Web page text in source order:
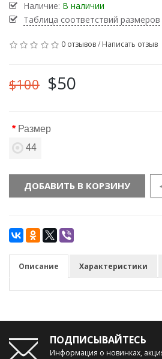
Наличие: В наличии
Таблица соответствий размеров
0 отзывов/ Написать отзыв
$100 $50
Размер
44
ДОБАВИТЬ В КОРЗИНУ
Описание Характеристики
ПОДПИСЫВАЙТЕСЬ
Информация о новинках,